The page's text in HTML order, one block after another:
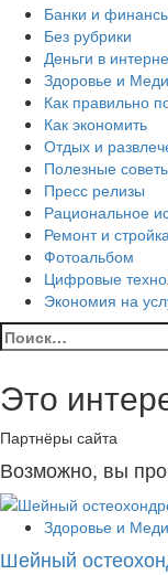
Банки и
Без рубрики
Деньги в
Здоровье и
Как правильно
Как экономить
Отдых и
Полезные
Пресс релизы
Рациональное
Ремонт и стройка
Фотоальбом
Цифровые
Экономия на
Найти:
Это
Партнёры сайта
Возможно, вы
Здоровье и
Шейный